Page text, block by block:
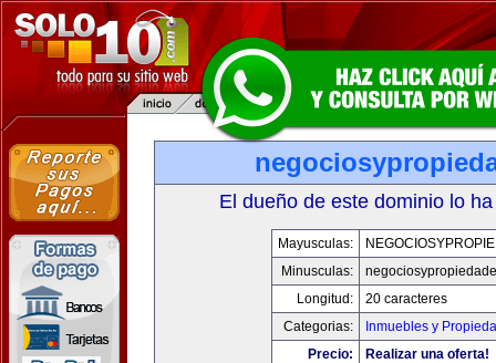
El dueño de este dominio lo
Mayusculas:
Minusculas:
Longitud:
20 caracteres
Categorias:
Inmuebles y
Precio:
Realizar una oferta!